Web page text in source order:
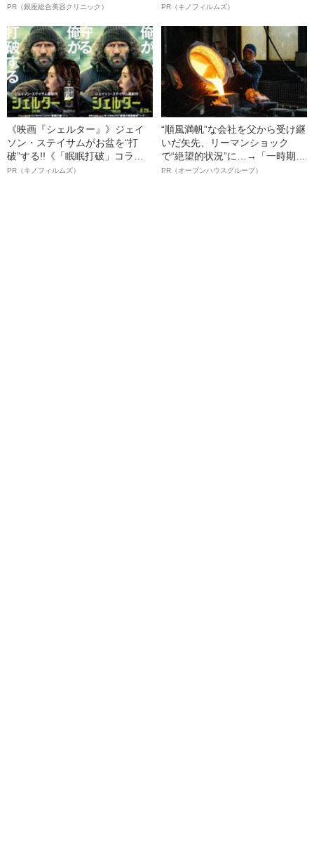
夫！？
PR（銀座総合美容クリニック）
ルインタビュー“観客を魅了した
語る”《日本興収70億円突破》
PR（キノフィルムズ）
《映画『シェルター』》ジェイ
ソン・ステイサムがお盆を“打
破”する!!《「眠眠打破」コラ
ボ》
PR（キノフィルムズ）
“順風満帆”な会社を父から受け継
いだ矢先、リーマンショック
で“絶望的状況”に…→「一時期は
納品3年待ち」のヒット商品を生
PR（オープンハウスグループ）